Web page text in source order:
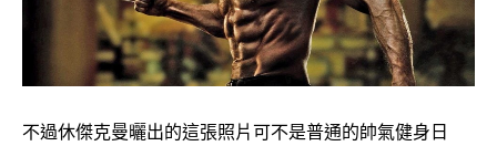
不過休傑克曼曬出的這張照片可不是普通的帥氣健身日